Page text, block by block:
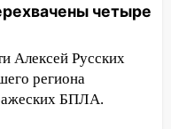
врезался в
в
в
четыре
Алексей Русских
региона
БПЛА.